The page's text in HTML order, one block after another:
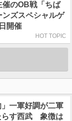
催のOB戦「ちば
ズスペシャルゲ
開催
HOT TOPIC
」一軍好調が二軍
らす西武 象徴は